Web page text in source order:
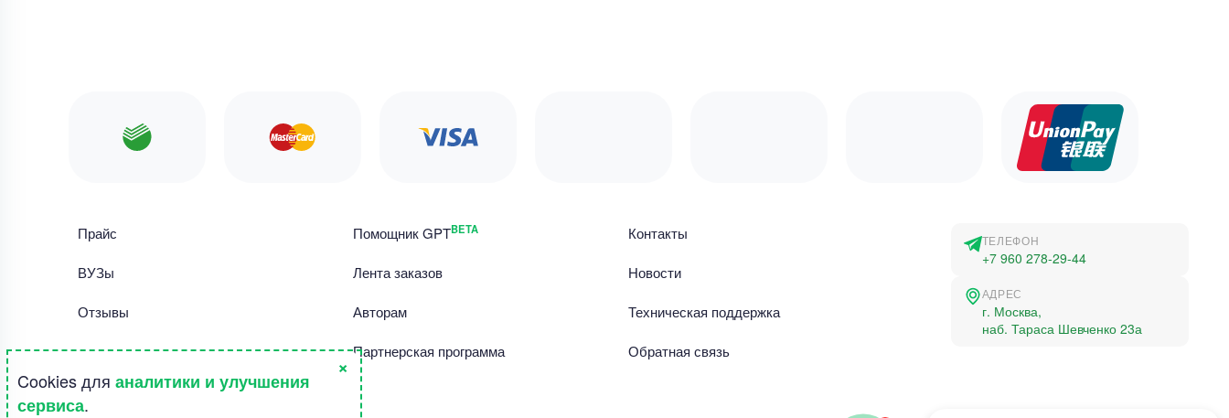
Прайс
ВУЗы
Отзывы
Библиотека работ
Правила использования сайта
Помощник GPTBETA
Лента заказов
Авторам
Партнерская программа
Контакты
Новости
Техническая поддержка
Обратная связь
ТЕЛЕФОН
+7 960 278-29-44
АДРЕС
г. Москва,
наб. Тараса Шевченко 23а
Cookies для аналитики и улучшения
сервиса.
×